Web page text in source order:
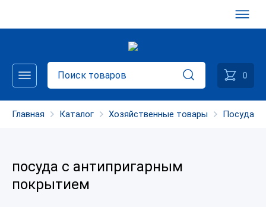
0
Главная Каталог Хозяйственные товары Посуда
посуда с антипригарным
покрытием